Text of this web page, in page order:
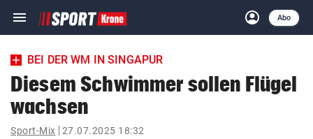
menu Navigation
ein-/ausklappen
account_circle
Anmelden
Abo
close Schließen
account_circle Anmelden
BEI DER WM IN SINGAPUR
Diesem Schwimmer sollen Flügel
wachsen
Sport-Mix 27.07.2025 18:32